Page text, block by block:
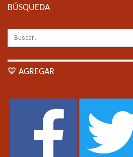
BÚSQUEDA
💙 AGREGAR